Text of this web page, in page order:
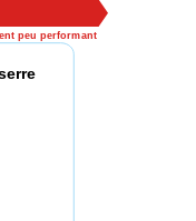
peu performant